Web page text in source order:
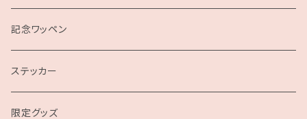
記念ワッペン
ステッカー
限定グッズ